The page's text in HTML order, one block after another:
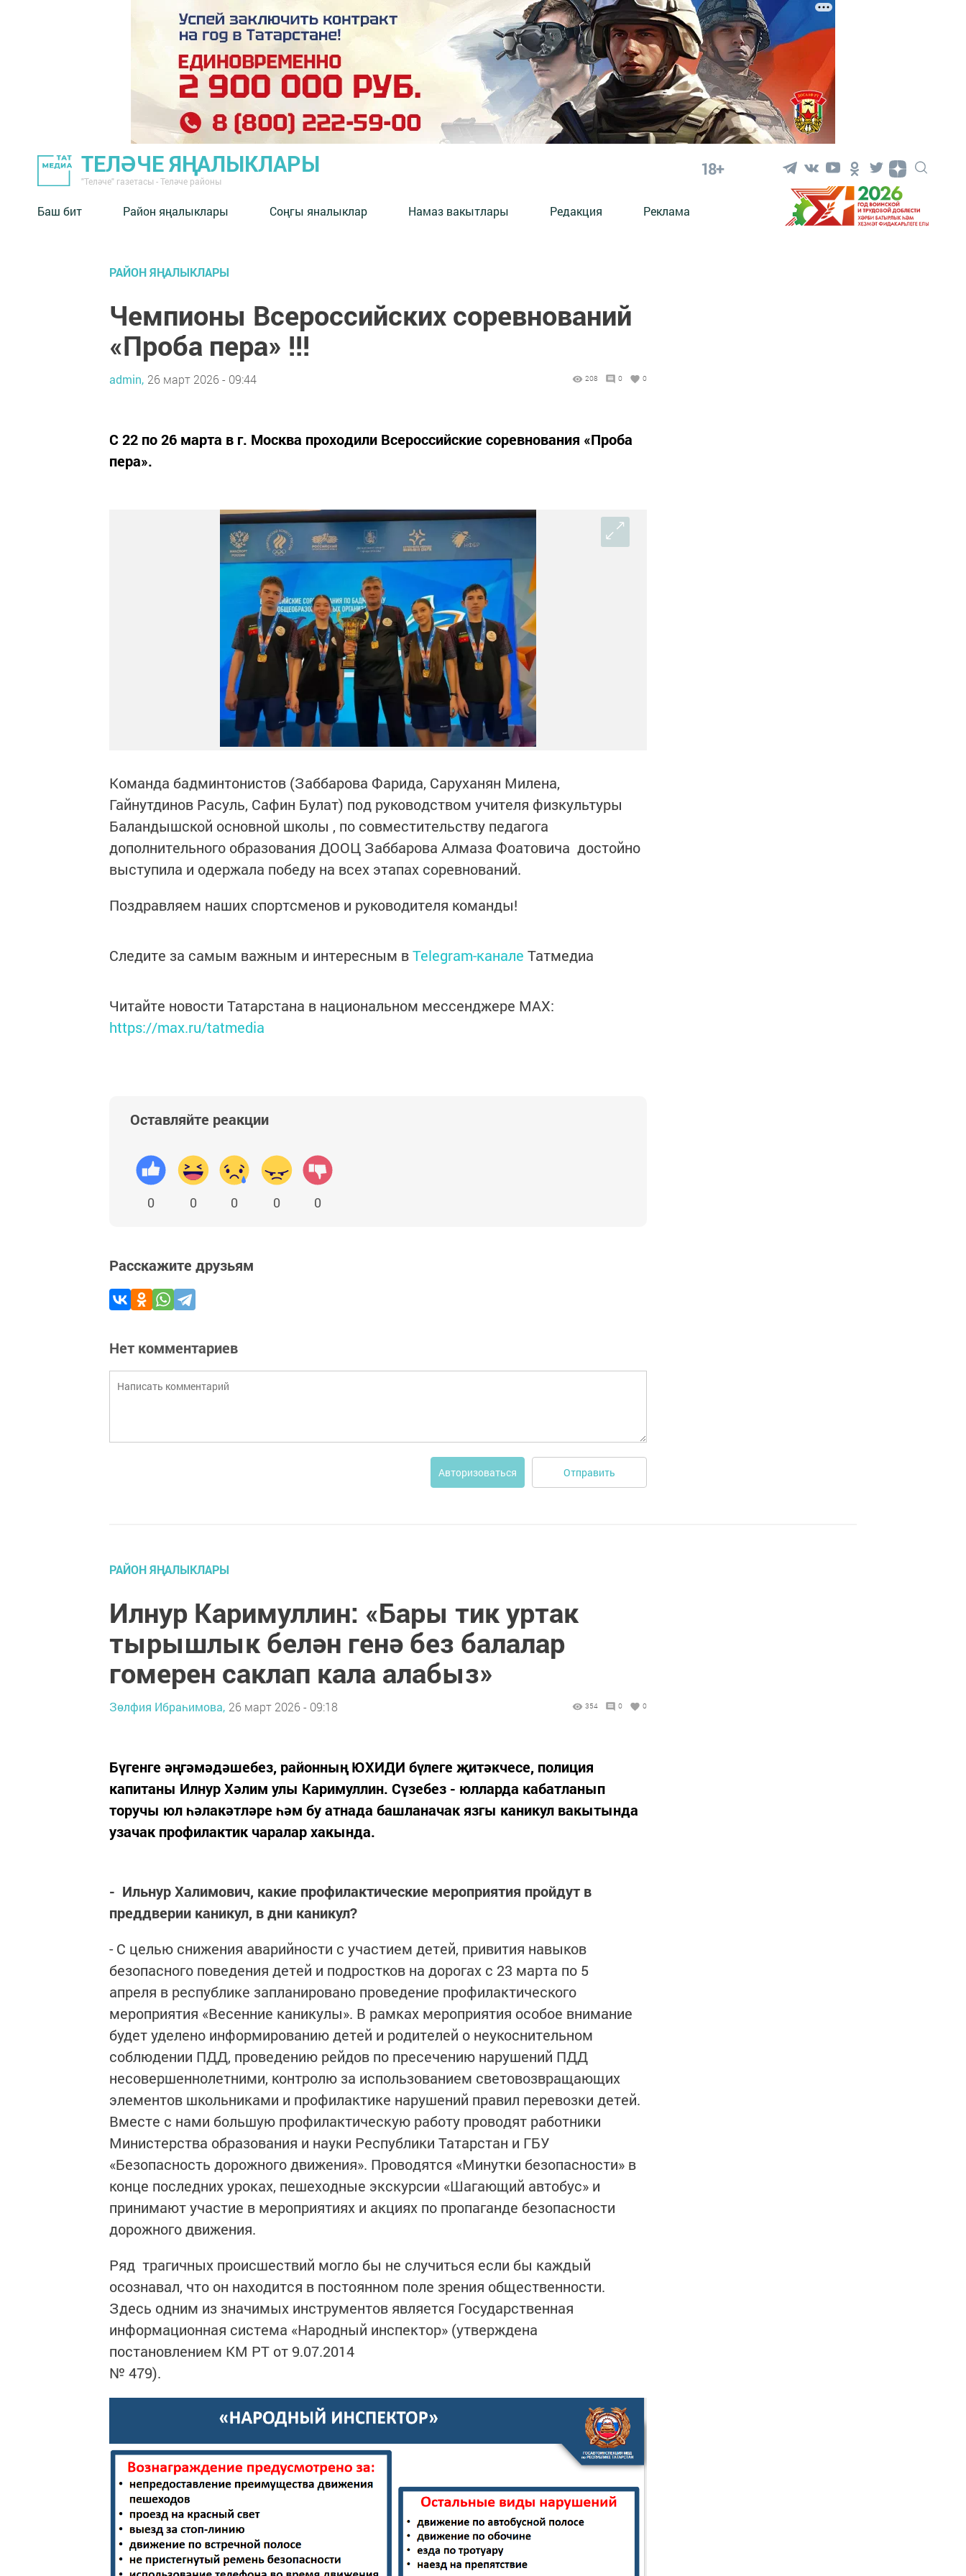
ТЕЛӘЧЕ ЯҢАЛЫКЛАРЫ
"Теләче" газетасы - Теләче районы
18+
Баш бит Район яңалыклары Соңгы яналыклар Намаз вакытлары Редакция Реклама
РАЙОН ЯҢАЛЫКЛАРЫ
Чемпионы Всероссийских соревнований
«Проба пера» !!!
admin, 26 март 2026 - 09:44 208 0 0
С 22 по 26 марта в г. Москва проходили Всероссийские соревнования «Проба
пера».
Команда бадминтонистов (Заббарова Фарида, Саруханян Милена,
Гайнутдинов Расуль, Сафин Булат) под руководством учителя физкультуры
Баландышской основной школы , по совместительству педагога
дополнительного образования ДООЦ Заббарова Алмаза Фоатовича достойно
выступила и одержала победу на всех этапах соревнований.
Поздравляем наших спортсменов и руководителя команды!
Следите за самым важным и интересным вTelegram-канале Татмедиа
Читайте новости Татарстана в национальном мессенджере MАХ:
https://max.ru/tatmedia
Оставляйте реакции
0 0 0 0 0
Расскажите друзьям
Нет комментариев
Авторизоваться Отправить
РАЙОН ЯҢАЛЫКЛАРЫ
Илнур Каримуллин: «Бары тик уртак
тырышлык белән генә без балалар
гомерен саклап кала алабыз»
Зөлфия Ибраһимова, 26 март 2026 - 09:18 354 0 0
Бүгенге әңгәмәдәшебез, районның ЮХИДИ бүлеге җитәкчесе, полиция
капитаны Илнур Хәлим улы Каримуллин. Сүзебез - юлларда кабатланып
торучы юл һәлакәтләре һәм бу атнада башланачак язгы каникул вакытында
узачак профилактик чаралар хакында.
- Ильнур Халимович, какие профилактические мероприятия пройдут в
преддверии каникул, в дни каникул?
- С целью снижения аварийности с участием детей, привития навыков
безопасного поведения детей и подростков на дорогах с 23 марта по 5
апреля в республике запланировано проведение профилактического
мероприятия «Весенние каникулы». В рамках мероприятия особое внимание
будет уделено информированию детей и родителей о неукоснительном
соблюдении ПДД, проведению рейдов по пресечению нарушений ПДД
несовершеннолетними, контролю за использованием световозвращающих
элементов школьниками и профилактике нарушений правил перевозки детей.
Вместе с нами большую профилактическую работу проводят работники
Министерства образования и науки Республики Татарстан и ГБУ
«Безопасность дорожного движения». Проводятся «Минутки безопасности» в
конце последних уроках, пешеходные экскурсии «Шагающий автобус» и
принимают участие в мероприятиях и акциях по пропаганде безопасности
дорожного движения.
Ряд трагичных происшествий могло бы не случиться если бы каждый
осознавал, что он находится в постоянном поле зрения общественности.
Здесь одним из значимых инструментов является Государственная
информационная система «Народный инспектор» (утверждена
постановлением КМ РТ от 9.07.2014
№ 479).